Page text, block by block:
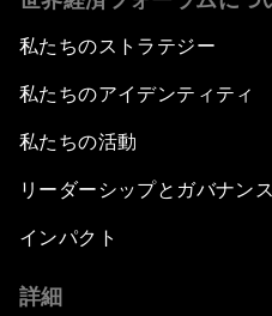
私たちのストラテジー
私たちのアイデンティティ
私たちの活動
リーダーシップとガバナンス
インパクト
詳細